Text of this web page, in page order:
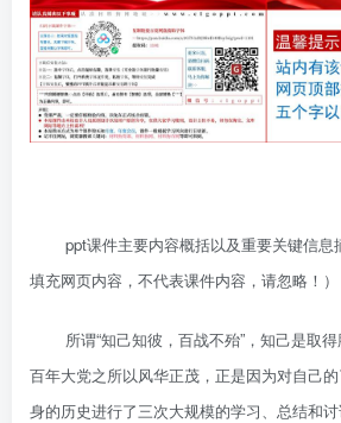
ppt课件主要内容概括以及重要关键信息
填充网页内容，不代表课件内容，请忽略！）
所谓“知己知彼，百战不殆”，知己是取
百年大党之所以风华正茂，正是因为对自己
身的历史进行了三次大规模的学习、总结和